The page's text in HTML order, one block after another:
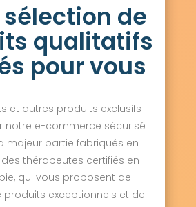
de
qualitatifs
pour vous
et autres produits exclusifs
notre e-commerce sécurisé
majeur partie fabriqués en
thérapeutes certifiés en
qui vous proposent de
produits exceptionnels et de